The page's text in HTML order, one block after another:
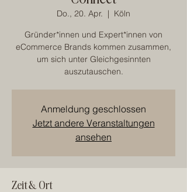
Do., 20. Apr.
  |
Köln
Gründer*innen und Expert*innen von
eCommerce Brands kommen zusammen,
um sich unter Gleichgesinnten
auszutauschen.
Anmeldung geschlossen
Jetzt andere Veranstaltungen
ansehen
Zeit & Ort